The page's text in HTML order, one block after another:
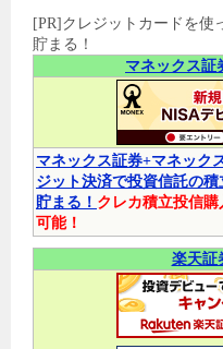
[PR]クレジットカードを使
貯まる！
マネックス証
マネックス証券+マネック
ジット決済で投資信託の
貯まる！ クレカ積立投信購
可能！
楽天証